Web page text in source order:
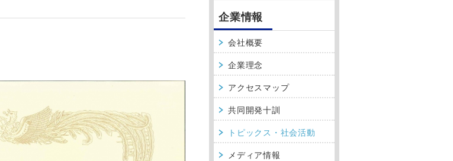
企業情報
会社概要
企業理念
アクセスマップ
共同開発十訓
トピックス・社会活動
メディア情報